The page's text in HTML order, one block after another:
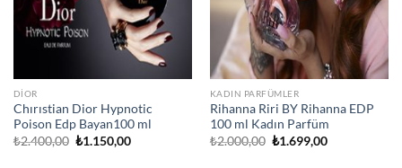
DIOR
Chırıstian Dior Hypnotic
Poison Edp Bayan100 ml
₺2.400,00 Orijinal
₺1.150,00Şu
KADIN PARFÜMLER
Rihanna Riri BY Rihanna EDP
100 ml Kadın Parfüm
₺2.000,00 Orijinal
₺1.699,00Şu